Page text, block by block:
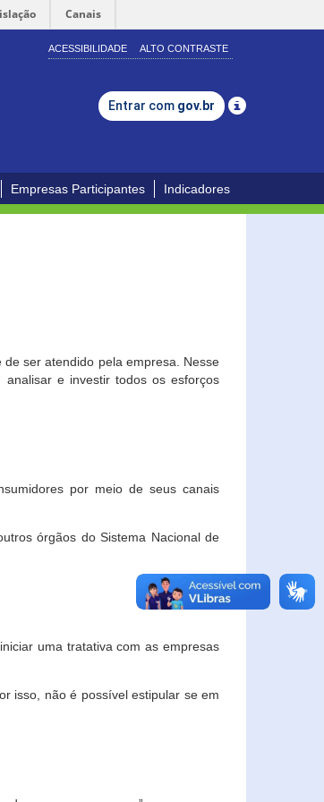
Canais
ACESSIBILIDADE ALTO CONTRASTE
Entrar com gov.br
Empresas Participantes Indicadores
ser atendido pela empresa. Nesse
e investir todos os esforços
por meio de seus canais
órgãos do Sistema Nacional de
uma tratativa com as empresas
isso, não é possível estipular se em